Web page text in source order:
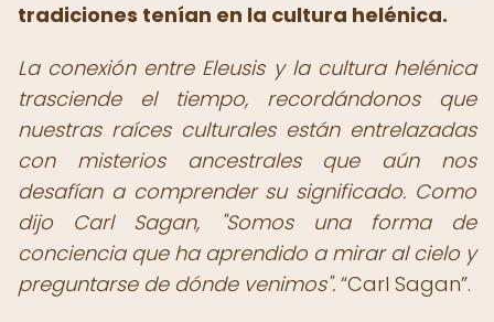
tradiciones tenían en la cultura helénica.
La conexión entre Eleusis y la cultura helénica
trasciende el tiempo, recordándonos que
nuestras raíces culturales están entrelazadas
con misterios ancestrales que aún nos
desafían a comprender su significado. Como
dijo Carl Sagan, "Somos una forma de
conciencia que ha aprendido a mirar al cielo y
preguntarse de dónde venimos". Carl Sagan .